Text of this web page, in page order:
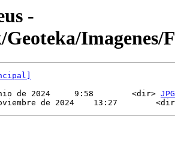
-
Imagenes/
de 2024     9:58        <dir> JPG
de 2024    13:27